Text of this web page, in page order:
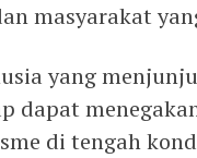
masyarakat
yang
dapat
di tengah